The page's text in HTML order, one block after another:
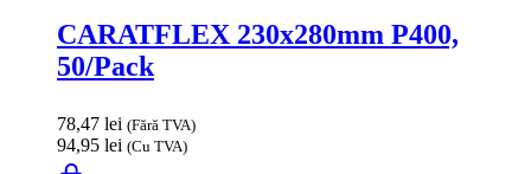
CARATFLEX 230x280mm P400,
50/Pack
78,47 lei (Fără TVA)
94,95 lei (Cu TVA)